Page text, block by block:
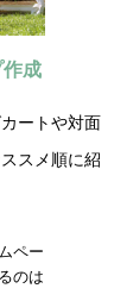
成
ートや対面
スメ順に紹
ペー
のは